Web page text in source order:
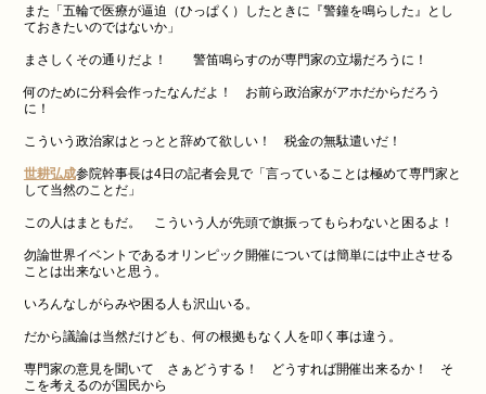
また「五輪で医療が逼迫（ひっぱく）したときに『警鐘を鳴らした』とし
ておきたいのではないか」
まさしくその通りだよ！ 警笛鳴らすのが専門家の立場だろうに！
何のために分科会作ったなんだよ！ お前ら政治家がアホだからだろう
に！
こういう政治家はとっとと辞めて欲しい！ 税金の無駄遣いだ！
世耕弘成参院幹事長は4日の記者会見で「言っていることは極めて専門家と
して当然のことだ」
この人はまともだ。 こういう人が先頭で旗振ってもらわないと困るよ！
勿論世界イベントであるオリンピック開催については簡単には中止させる
ことは出来ないと思う。
いろんなしがらみや困る人も沢山いる。
だから議論は当然だけども、何の根拠もなく人を叩く事は違う。
専門家の意見を聞いて さぁどうする！ どうすれば開催出来るか！ そ
こを考えるのが国民から